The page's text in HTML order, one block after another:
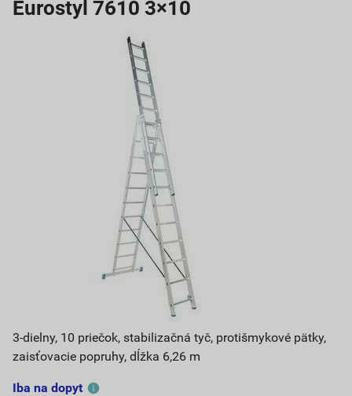
Eurostyl 7610 3×10
3-dielny, 10 priečok, stabilizačná tyč, protišmykové pätky,
zaisťovacie popruhy, dĺžka 6,26 m
Iba na dopyt